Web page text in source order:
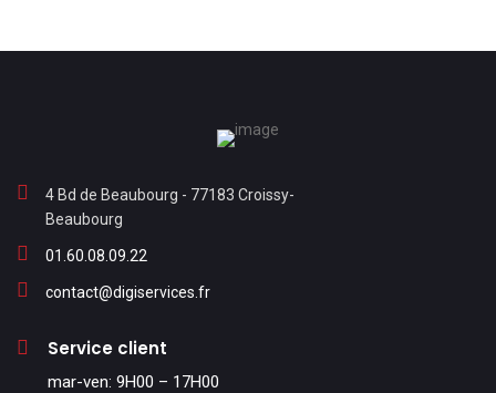
4 Bd de Beaubourg - 77183 Croissy-
Beaubourg
01.60.08.09.22
contact@digiservices.fr
Service client
mar-ven: 9H00 – 17H00